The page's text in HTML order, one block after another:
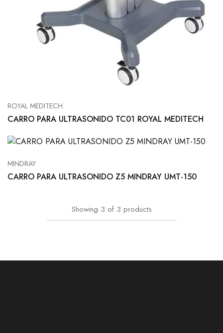
ROYAL MEDITECH
CARRO PARA ULTRASONIDO TC01 ROYAL MEDITECH
MINDRAY
CARRO PARA ULTRASONIDO Z5 MINDRAY UMT-150
Showing 3 of 3 products